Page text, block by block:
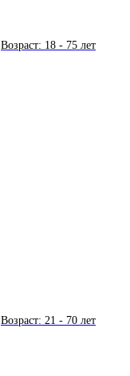
Возраст: 18 - 75 лет
Возраст: 21 - 70 лет